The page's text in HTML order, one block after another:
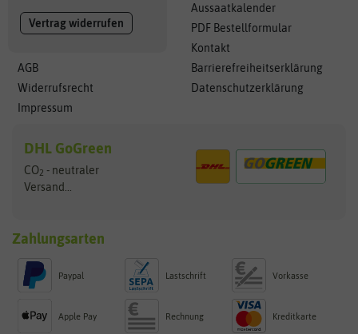
Vertrag widerrufen
AGB
Widerrufsrecht
Impressum
Aussaatkalender
PDF Bestellformular
Kontakt
Barrierefreiheitserklärung
Datenschutzerklärung
DHL GoGreen
CO2 - neutraler
Versand...
Zahlungsarten
Paypal Lastschrift Vorkasse
Apple Pay Rechnung Kreditkarte